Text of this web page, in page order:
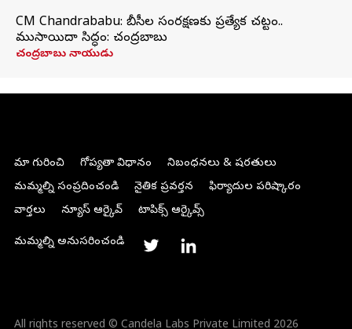
CM Chandrababu: బీసీల సంరక్షణకు ప్రత్యేక చట్టం..
ముసాయిదా సిద్ధం: చంద్రబాబు
చంద్రబాబు నాయుడు
మా గురించి గోప్యతా విధానం
నిబంధనలు & షరతులు
మమ్మల్ని సంప్రదించండి
నైతిక ప్రవర్తన
ఫిర్యాదుల పరిష్కారం
వార్తలు
న్యూస్ ఆర్కైవ్ టాపిక్స్ ఆర్కైవ్స్
మమ్మల్ని అనుసరించండి
All rights reserved © Candela Labs Private Limited 2026